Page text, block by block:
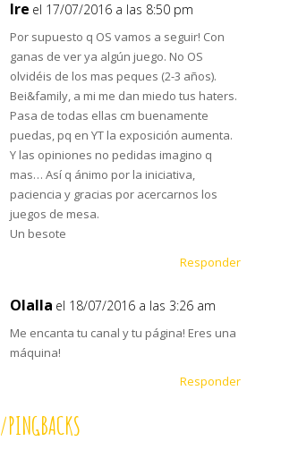
Ire el 17/07/2016 a las 8:50 pm
Por supuesto q OS vamos a seguir! Con
ganas de ver ya algún juego. No OS
olvidéis de los mas peques (2-3 años).
Bei&family, a mi me dan miedo tus haters.
Pasa de todas ellas cm buenamente
puedas, pq en YT la exposición aumenta.
Y las opiniones no pedidas imagino q
mas… Así q ánimo por la iniciativa,
paciencia y gracias por acercarnos los
juegos de mesa.
Un besote
Responder
Olalla el 18/07/2016 a las 3:26 am
Me encanta tu canal y tu página! Eres una
máquina!
Responder
PINGBACKS